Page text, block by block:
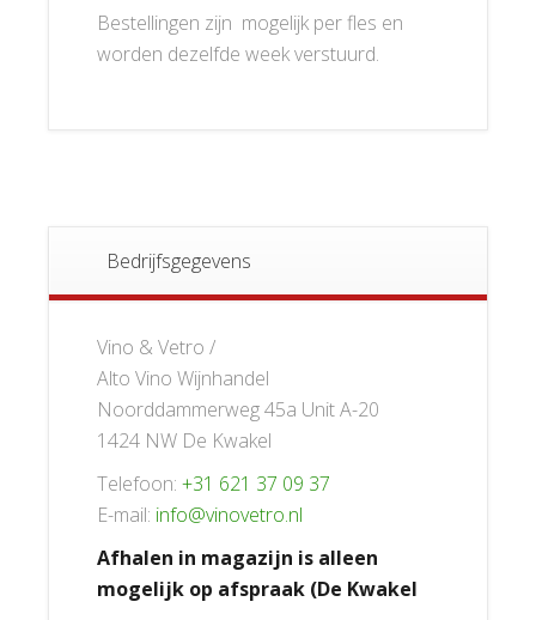
Bestellingen zijn mogelijk per fles en
worden dezelfde week verstuurd.
Bedrijfsgegevens
Vino & Vetro /
Alto Vino Wijnhandel
Noorddammerweg 45a Unit A-20
1424 NW De Kwakel
Telefoon: +31 621 37 09 37
E-mail: info@vinovetro.nl
Afhalen in magazijn is alleen
mogelijk op afspraak (De Kwakel